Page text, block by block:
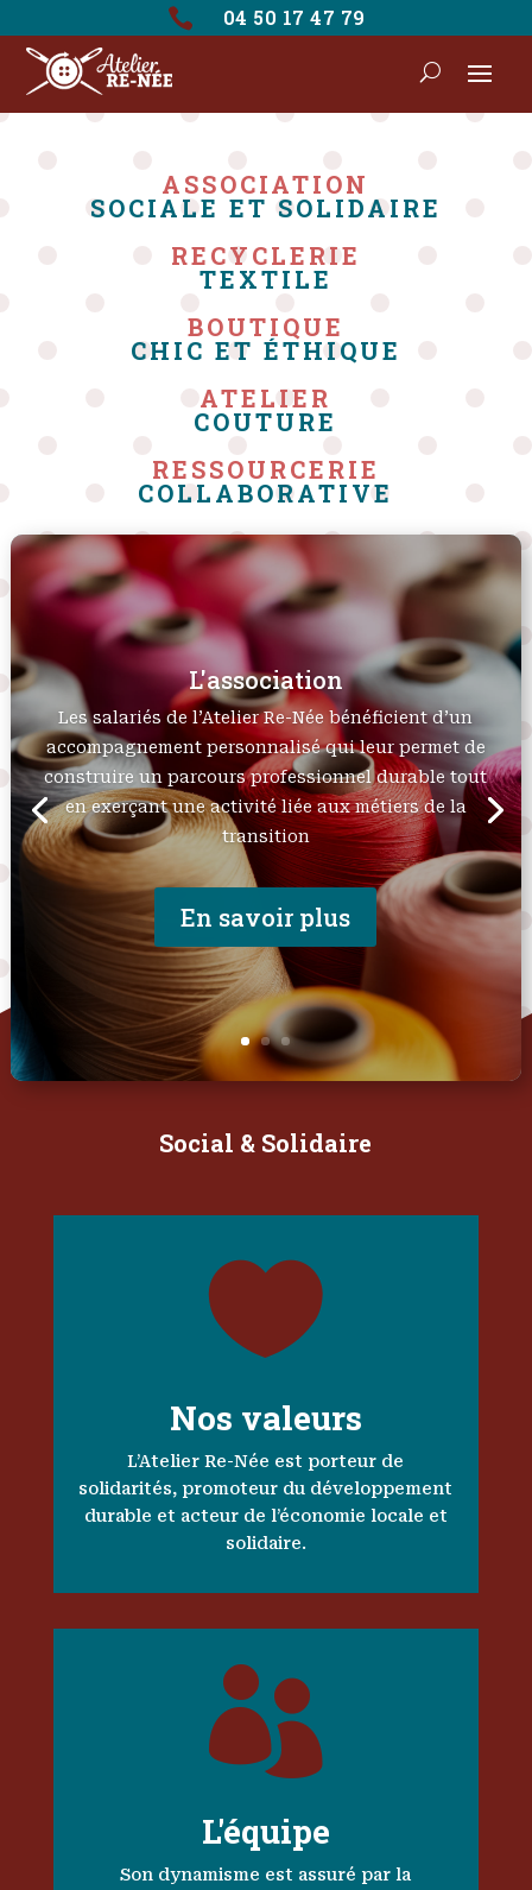
 04 50 17 47 79
ASSOCIATION
SOCIALE ET SOLIDAIRE
RECYCLERIE
TEXTILE
BOUTIQUE
CHIC ET ÉTHIQUE
ATELIER
COUTURE
RESSOURCERIE
COLLABORATIVE
L'association
Les salariés de l’Atelier Re-Née bénéficient d’un
accompagnement personnalisé qui leur permet de
construire un parcours professionnel durable tout
en exerçant une activité liée aux métiers de la
transition
En savoir plus
Social & Solidaire

Nos valeurs
L’Atelier Re-Née est porteur de
solidarités, promoteur du développement
durable et acteur de l’économie locale et
solidaire.

L'équipe
Son dynamisme est assuré par la